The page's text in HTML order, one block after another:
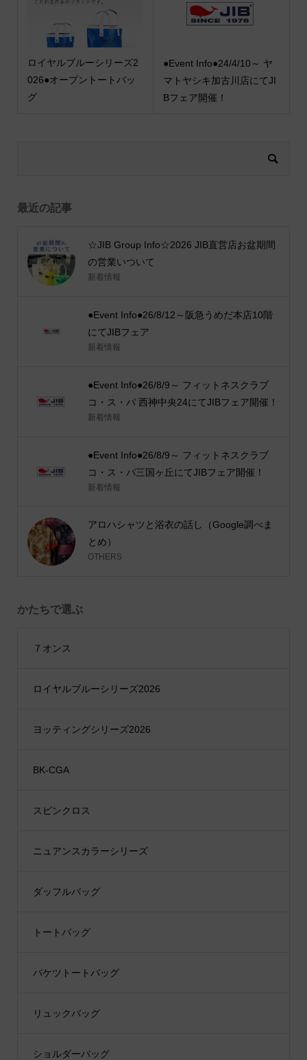
ロイヤルブルーシリーズ2
026●オープントートバッ
グ
●Event Info●24/4/10～ ヤ
マトヤシキ加古川店にてJI
Bフェア開催！
最近の記事
☆JIB Group Info☆2026 JIB直営店お盆期間
の営業いついて
新着情報
●Event Info●26/8/12～阪急うめだ本店10階
にてJIBフェア
新着情報
●Event Info●26/8/9～ フィットネスクラブ
コ・ス・パ 西神中央24にてJIBフェア開催！
新着情報
●Event Info●26/8/9～ フィットネスクラブ
コ・ス・パ三国ヶ丘にてJIBフェア開催！
新着情報
アロハシャツと浴衣の話し（Google調べま
とめ）
OTHERS
かたちで選ぶ
７オンス
ロイヤルブルーシリーズ2026
ヨッティングシリーズ2026
BK-CGA
スピンクロス
ニュアンスカラーシリーズ
ダッフルバッグ
トートバッグ
バケツトートバッグ
リュックバッグ
ショルダーバッグ